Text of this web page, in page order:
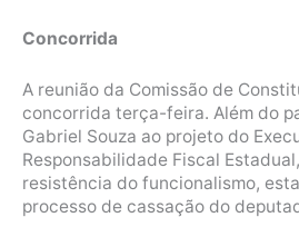
Concorrida
A reunião da Comissão de
concorrida terça-feira. Além do
Gabriel Souza ao projeto do
Responsabilidade Fiscal
resistência do funcionalismo,
processo de cassação do